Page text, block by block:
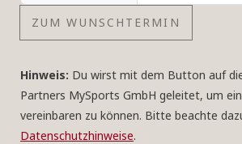
ZUM WUNSCHTERMIN
Hinweis: Du wirst mit dem Button auf
Partners MySports GmbH geleitet, um
vereinbaren zu können. Bitte beachte
Datenschutzhinweise.